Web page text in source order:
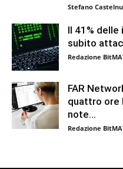
Stefano
Il 41%
subito
Redazione
FAR
quattro ore
note...
Redazione